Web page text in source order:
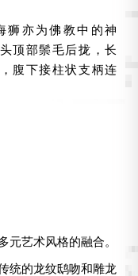
狮亦为佛教中的神
顶部鬃毛后拢，长
腹下接柱状支柄连
元艺术风格的融合。
统的龙纹鸱吻和雕龙